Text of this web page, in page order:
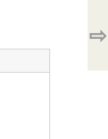
⇨